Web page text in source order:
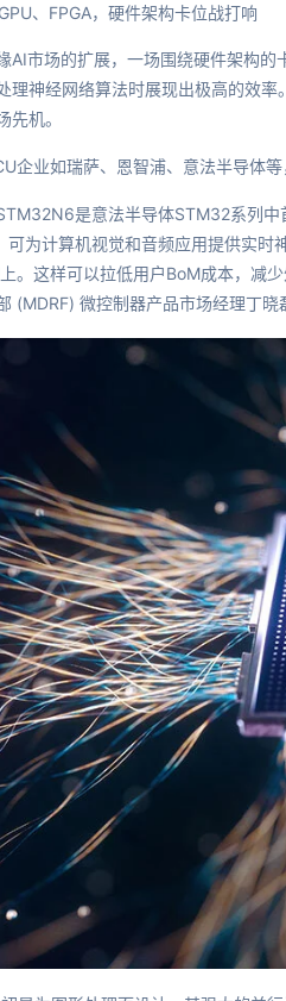
、FPGA，硬件架构卡位战打响
AI市场的扩展，一场围绕硬件架构
理神经网络算法时展现出极高的效
先机。
企业如瑞萨、恩智浦、意法半导体
是意法半导体STM32系列
可为计算机视觉和音频应用提供实时
。这样可以拉低用户BoM成本，减
(MDRF) 微控制器产品市场经理丁晓